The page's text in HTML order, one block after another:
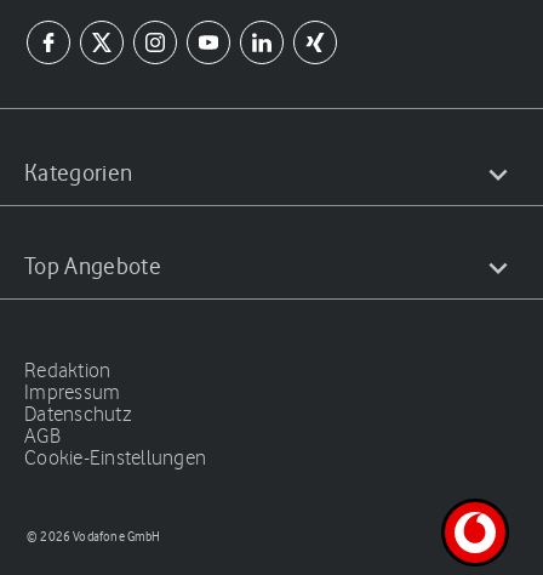
Kategorien
Top Angebote
Redaktion
Impressum
Datenschutz
AGB
Cookie-Einstellungen
© 2026 Vodafone GmbH